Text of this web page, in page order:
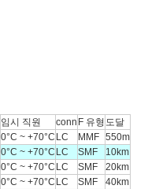
임시 직원 conn F 유형 도달
0°C ~ +70°C LC MMF 550m
0°C ~ +70°C LC SMF
10km
0°C ~ +70°C LC SMF
20km
0°C ~ +70°C LC SMF
40km